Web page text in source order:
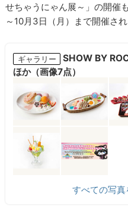
せちゃうにゃん展～」の開催
～10月3日（月）まで開催され
ギャラリー
SHOW BY
ほか（画像7点）
すべての写真